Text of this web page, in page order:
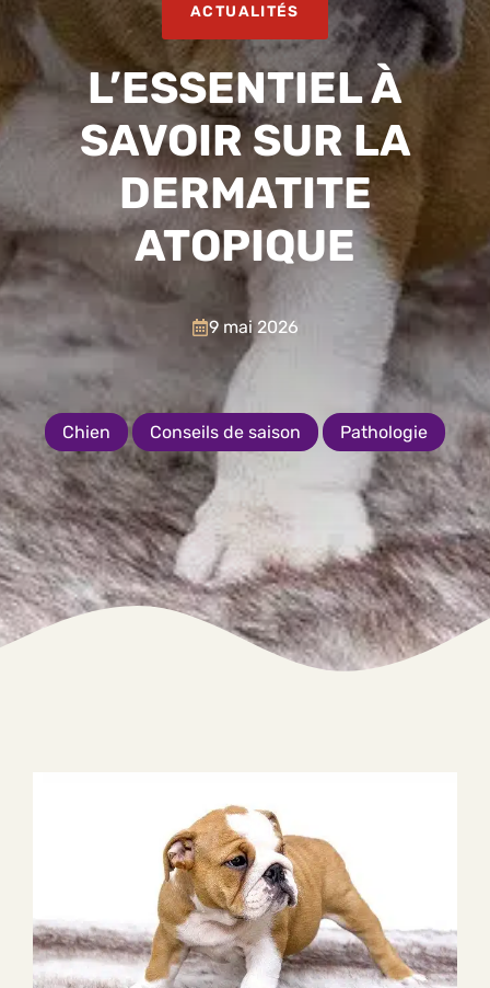
ACTUALITÉS
L’ESSENTIEL À
SAVOIR SUR LA
DERMATITE
ATOPIQUE
9 mai 2026
Chien Conseils de saison Pathologie